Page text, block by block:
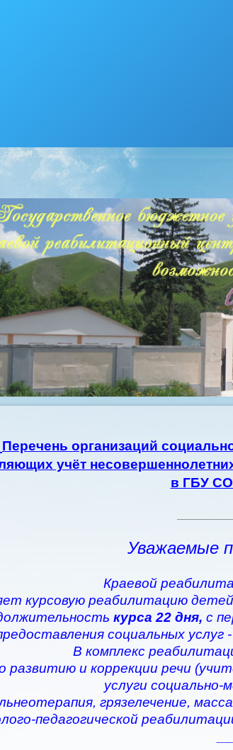
Перечень организаций
учёт
в ГБУ
Уважаемые
Краевой
курсовую реабилитацию
курса 22 дня, с
социальных
В комплекс
развитию и коррекции речи
услуги
грязелечение,
педагогической